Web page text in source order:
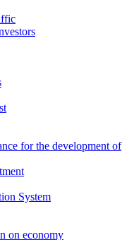
for the development of
System
on economy